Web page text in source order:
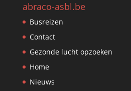
abraco-asbl.be
Busreizen
Contact
Gezonde lucht opzoeken
Home
Nieuws